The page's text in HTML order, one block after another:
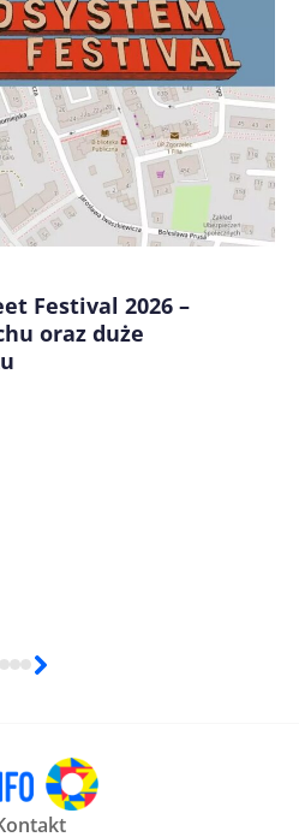
w tej przeglądarce podczas
Festival 2026 –
oraz duże